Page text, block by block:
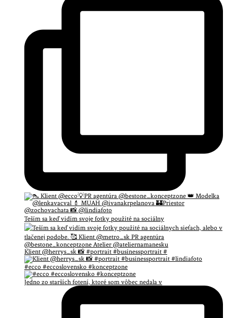
Teším sa keď vidím svoje fotky použité na sociálny
Klient @herrys_sk 📸 #portrait #businessportrait #
#ecco #eccoslovensko #konceptzone
Jedno zo starších fotení, ktoré som vôbec nedala v